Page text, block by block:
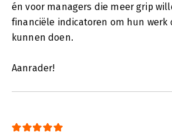
én voor managers die meer grip
financiële indicatoren om hun werk
kunnen doen.
Aanrader!